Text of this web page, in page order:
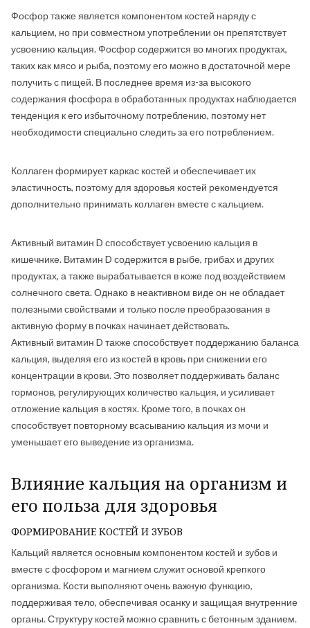
Фосфор также является компонентом костей наряду с
кальцием, но при совместном употреблении он препятствует
усвоению кальция. Фосфор содержится во многих продуктах,
таких как мясо и рыба, поэтому его можно в достаточной мере
получить с пищей. В последнее время из-за высокого
содержания фосфора в обработанных продуктах наблюдается
тенденция к его избыточному потреблению, поэтому нет
необходимости специально следить за его потреблением.
Коллаген формирует каркас костей и обеспечивает их
эластичность, поэтому для здоровья костей рекомендуется
дополнительно принимать коллаген вместе с кальцием.
Активный витамин D способствует усвоению кальция в
кишечнике. Витамин D содержится в рыбе, грибах и других
продуктах, а также вырабатывается в коже под воздействием
солнечного света. Однако в неактивном виде он не обладает
полезными свойствами и только после преобразования в
активную форму в почках начинает действовать.
Активный витамин D также способствует поддержанию баланса
кальция, выделяя его из костей в кровь при снижении его
концентрации в крови. Это позволяет поддерживать баланс
гормонов, регулирующих количество кальция, и усиливает
отложение кальция в костях. Кроме того, в почках он
способствует повторному всасыванию кальция из мочи и
уменьшает его выведение из организма.
Влияние кальция на организм и
его польза для здоровья
ФОРМИРОВАНИЕ КОСТЕЙ И ЗУБОВ
Кальций является основным компонентом костей и зубов и
вместе с фосфором и магнием служит основой крепкого
организма. Кости выполняют очень важную функцию,
поддерживая тело, обеспечивая осанку и защищая внутренние
органы. Структуру костей можно сравнить с бетонным зданием.